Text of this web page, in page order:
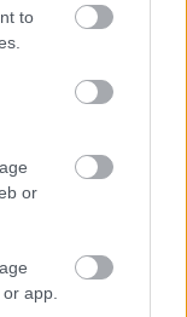
to
or
app.
is meghaladó
képest,
habos isler?
a